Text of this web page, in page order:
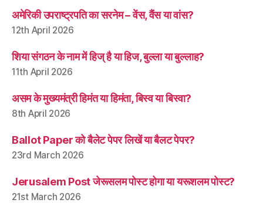
अमेरिकी उपराष्ट्रपति का सरनेम – वेंस, वैंस या वांस?
12th April 2026
शिया संगठन के नाम में हिज् है या हिज, बुल्ला या बुल्लाह?
11th April 2026
असम के मुख्यमंत्री हिमंत या हिमंता, बिस्व या बिस्वा?
8th April 2026
Ballot Paper को बैलेट पेपर लिखें या बैलट पेपर?
23rd March 2026
Jerusalem Post जेरूसलम पोस्ट होगा या यरूशलम पोस्ट?
21st March 2026